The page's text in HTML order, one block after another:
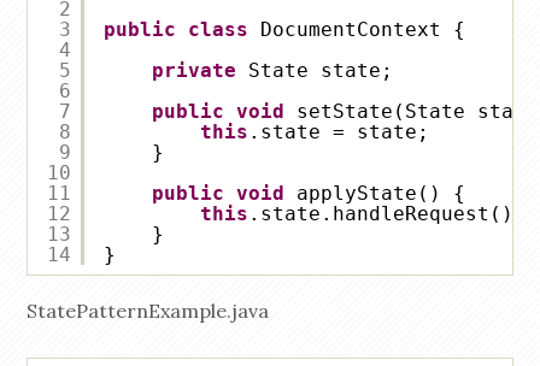
2
3
4
5
6
7
8
9
10
11
12
13
14
public
class
DocumentContext {
private
State state;
public void
setState(State
this .state = state;
}
public void
applyState() {
this .state.handleRequest();
}
}
StatePatternExample.java